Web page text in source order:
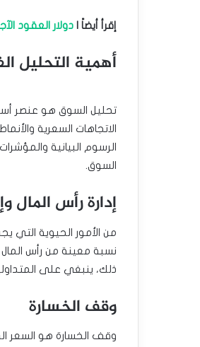
إقرأ أيضاً | دولار العقود
أهمية التحليل
تحليل السوق هو عنصر
الاتجاهات السعرية
الرسوم البيانية
السوق.
إدارة رأس المال
من الأمور الحيوية التي
نسبة معينة من رأس
ذلك، ينبغي على
وقف الخسارة
وقف الخسارة هو السعر